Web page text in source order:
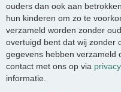
ouders dan ook aan
hun kinderen om zo te
verzameld worden zonder
overtuigd bent dat wij zonder
gegevens hebben verzameld
contact met ons op via
informatie.